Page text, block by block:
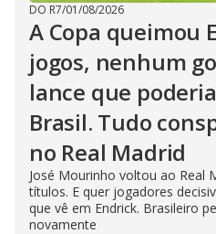
DO R7/01/08/2026
A Copa queimou
jogos, nenhum
lance que
Brasil. Tudo
no Real Madrid
José Mourinho voltou ao Real
títulos. E quer jogadores
que vê em Endrick. Brasileiro
novamente